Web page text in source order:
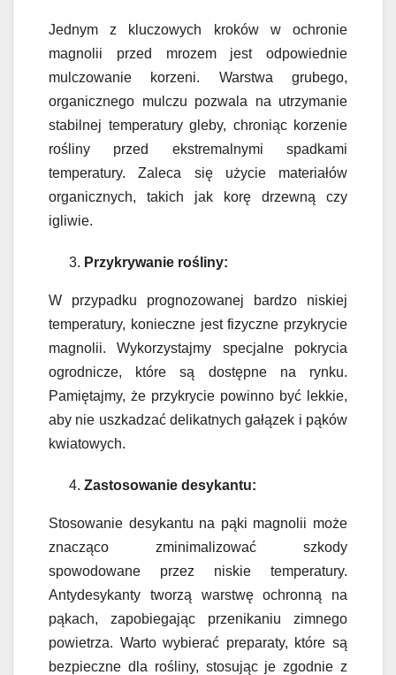
Jednym z kluczowych kroków w ochronie
magnolii przed mrozem jest odpowiednie
mulczowanie korzeni. Warstwa grubego,
organicznego mulczu pozwala na utrzymanie
stabilnej temperatury gleby, chroniąc korzenie
rośliny przed ekstremalnymi spadkami
temperatury. Zaleca się użycie materiałów
organicznych, takich jak korę drzewną czy
igliwie.
Przykrywanie rośliny:
W przypadku prognozowanej bardzo niskiej
temperatury, konieczne jest fizyczne przykrycie
magnolii. Wykorzystajmy specjalne pokrycia
ogrodnicze, które są dostępne na rynku.
Pamiętajmy, że przykrycie powinno być lekkie,
aby nie uszkadzać delikatnych gałązek i pąków
kwiatowych.
Zastosowanie desykantu:
Stosowanie desykantu na pąki magnolii może
znacząco zminimalizować szkody
spowodowane przez niskie temperatury.
Antydesykanty tworzą warstwę ochronną na
pąkach, zapobiegając przenikaniu zimnego
powietrza. Warto wybierać preparaty, które są
bezpieczne dla rośliny, stosując je zgodnie z